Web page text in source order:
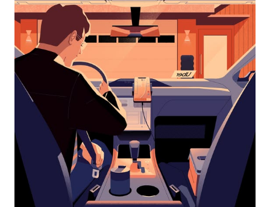
interagir
avec
calendrier
et
sélectionner
une
date.
Appuyez
d'échappement
pour
fermer
calendrier.